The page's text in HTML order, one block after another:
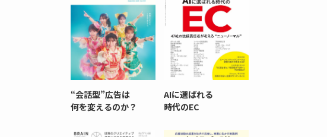
“会話型”広告は
何を変えるのか？
AIに選ばれる
時代のEC